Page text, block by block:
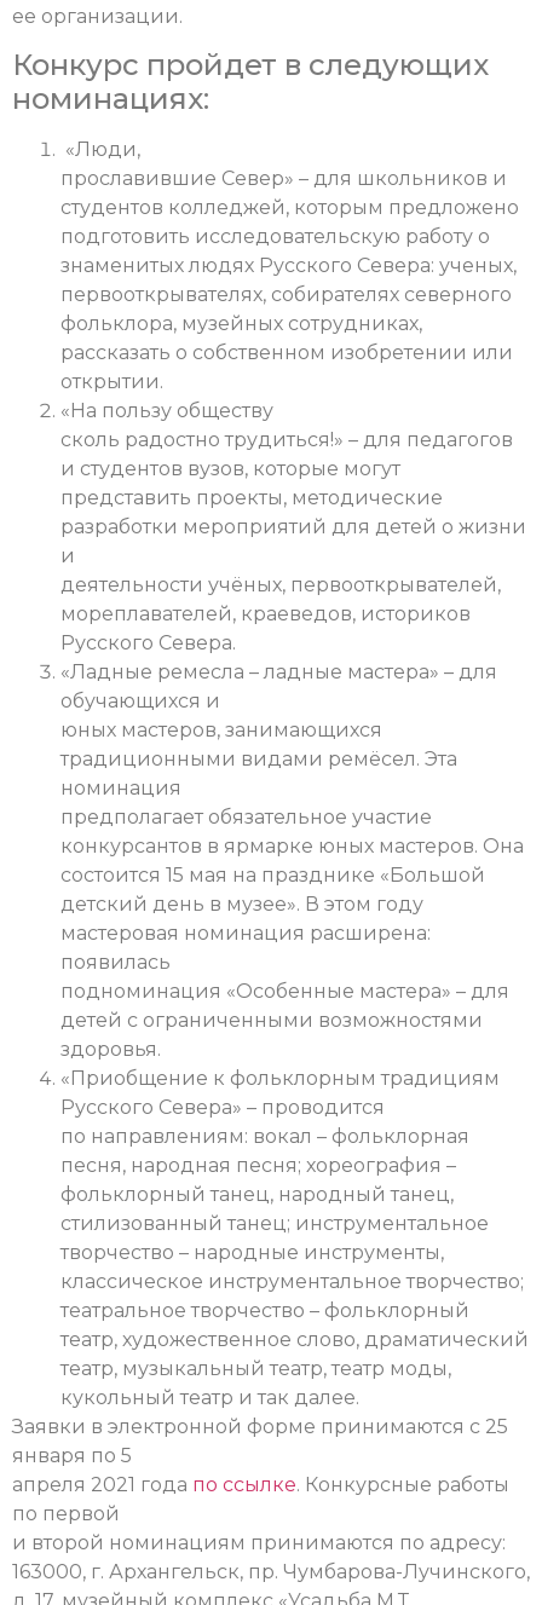
ее организации.
Конкурс пройдет в следующих
номинациях:
«Люди,
прославившие Север» – для школьников и
студентов колледжей, которым предложено
подготовить исследовательскую работу о
знаменитых людях Русского Севера: ученых,
первооткрывателях, собирателях северного
фольклора, музейных сотрудниках,
рассказать о собственном изобретении или
открытии.
«На пользу обществу
сколь радостно трудиться!» – для педагогов
и студентов вузов, которые могут
представить проекты, методические
разработки мероприятий для детей о жизни
и
деятельности учёных, первооткрывателей,
мореплавателей, краеведов, историков
Русского Севера.
«Ладные ремесла – ладные мастера» – для
обучающихся и
юных мастеров, занимающихся
традиционными видами ремёсел. Эта
номинация
предполагает обязательное участие
конкурсантов в ярмарке юных мастеров. Она
состоится 15 мая на празднике «Большой
детский день в музее». В этом году
мастеровая номинация расширена:
появилась
подноминация «Особенные мастера» – для
детей с ограниченными возможностями
здоровья.
«Приобщение к фольклорным традициям
Русского Севера» – проводится
по направлениям: вокал – фольклорная
песня, народная песня; хореография –
фольклорный танец, народный танец,
стилизованный танец; инструментальное
творчество – народные инструменты,
классическое инструментальное творчество;
театральное творчество – фольклорный
театр, художественное слово, драматический
театр, музыкальный театр, театр моды,
кукольный театр и так далее.
Заявки в электронной форме принимаются с 25
января по 5
апреля 2021 года по ссылке. Конкурсные работы
по первой
и второй номинациям принимаются по адресу:
163000, г. Архангельск, пр. Чумбарова-Лучинского,